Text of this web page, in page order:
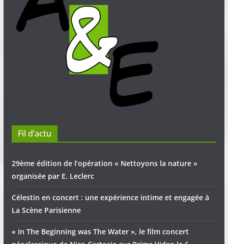
Fil d’actu
29ème édition de l’opération « Nettoyons la nature »
organisée par E. Leclerc
Célestin en concert : une expérience intime et engagée à
La Scène Parisienne
« In The Beginning was The Water », le film concert